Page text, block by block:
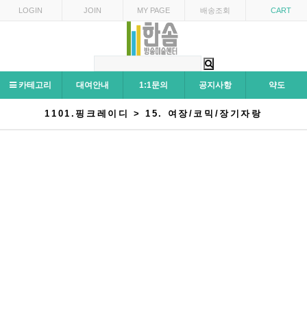
LOGIN JOIN MY PAGE 배송조회 CART
카테고리 대여안내 1:1문의 공지사항 약도
1101.핑크레이디 > 15. 여장/코믹/장기자랑